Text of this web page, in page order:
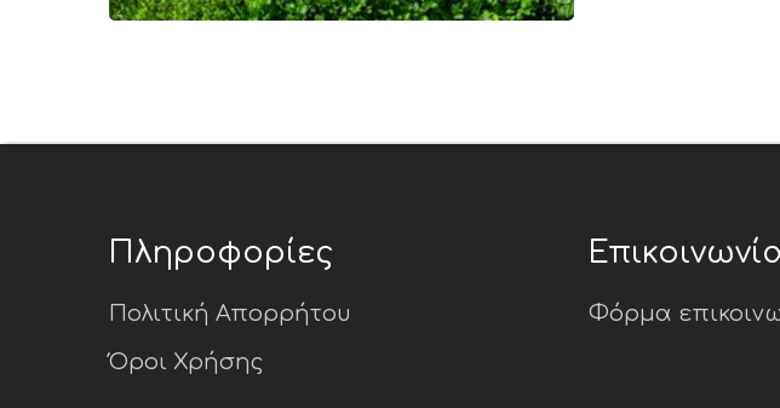
Πληροφορίες
Πολιτική Απορρήτου
Όροι Χρήσης
Φόρμα